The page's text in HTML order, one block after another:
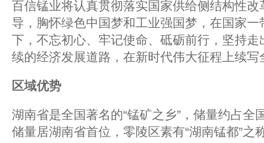
百信锰业将认真贯彻落实国家供给侧结构性
导，胸怀绿色中国梦和工业强国梦，在国家
下，不忘初心、牢记使命、砥砺前行，坚持
续的经济发展道路，在新时代伟大征程上续写
区域优势
湖南省是全国著名的“锰矿之乡”，储量约占全
储量居湖南省首位，零陵区素有“湖南锰都”之